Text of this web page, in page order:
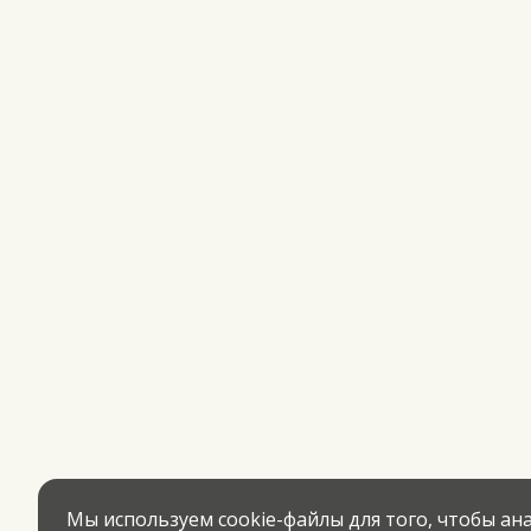
Мы используем cookie-файлы для того, чтобы